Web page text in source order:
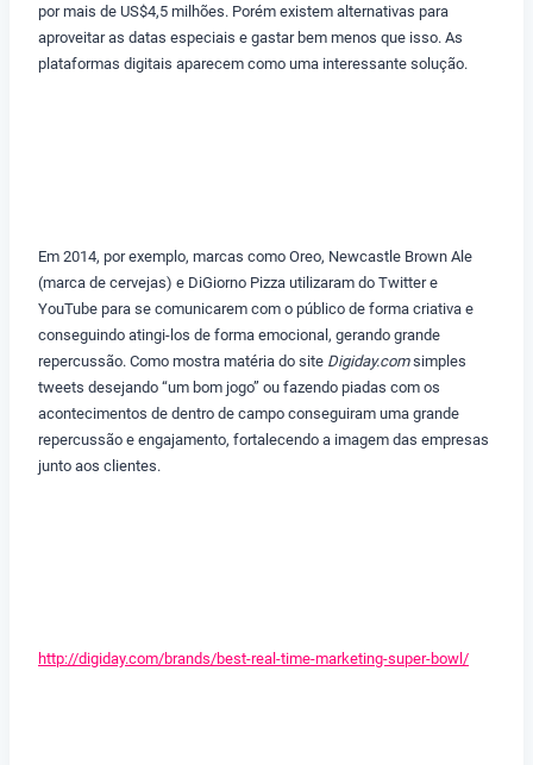
por mais de US$4,5 milhões. Porém existem alternativas para
aproveitar as datas especiais e gastar bem menos que isso. As
plataformas digitais aparecem como uma interessante solução.
Em 2014, por exemplo, marcas como Oreo, Newcastle Brown Ale
(marca de cervejas) e DiGiorno Pizza utilizaram do Twitter e
YouTube para se comunicarem com o público de forma criativa e
conseguindo atingi-los de forma emocional, gerando grande
repercussão. Como mostra matéria do site Digiday.comsimples
tweets desejando “um bom jogo” ou fazendo piadas com os
acontecimentos de dentro de campo conseguiram uma grande
repercussão e engajamento, fortalecendo a imagem das empresas
junto aos clientes.
http://digiday.com/brands/best-real-time-marketing-super-bowl/